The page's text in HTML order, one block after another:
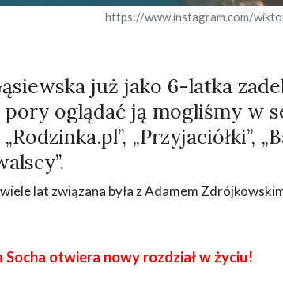
https://www.instagram.com/
już jako 6-latka
pory oglądać ją mogliśmy w
„Rodzinka.pl”, „Przyjaciółki”,
lat związana była z Adamem
Socha otwiera nowy rozdział w życiu!